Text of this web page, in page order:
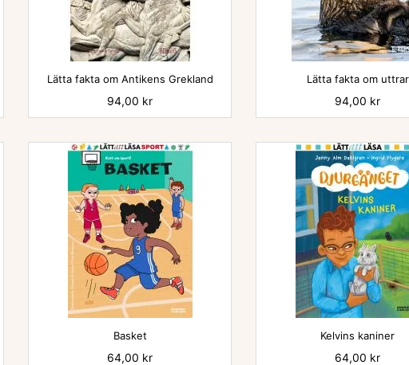

Lätta fakta om Antikens Grekland
Pris
94,00 kr

Lätta fakta om uttrar
Pris
94,00 kr

Basket
Pris
64,00 kr

Kelvins kaniner
Pris
64,00 kr